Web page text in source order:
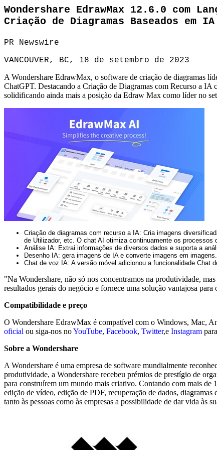
Wondershare EdrawMax 12.6.0 com
Criação de Diagramas Baseados em
PR Newswire
VANCOUVER, BC, 18 de setembro de 2023
A Wondershare EdrawMax, o software de criação de diagramas
ChatGPT. Destacando a Criação de Diagramas com Recurso a
solidificando ainda mais a posição da Edraw Max como líder no
Criação de diagramas com recurso a IA: Cria imagens
de Utilizador, etc. O chat AI otimiza continuamente os processos
Análise IA: Extrai informações de diversos dados e suporta a
Desenho IA: gera imagens de IA e converte imagens em imagens.
Chat de voz IA: A versão móvel adicionou a funcionalidade Chat
"Na Wondershare, não só nos concentramos na produtividade,
resultados gerais do negócio e fornece uma solução vantajosa
Compatibilidade e preço
O Wondershare EdrawMax é compatível com o Windows, Mac,
oficial ou siga-nos noYouTube, Facebook, Twitter,e Instagram
Sobre a Wondershare
A Wondershare é uma empresa de software mundialmente
produtividade, a Wondershare recebeu prémios de prestígio de
para construírem um mundo mais criativo. Contando com mais de
edição de vídeo, edição de PDF, recuperação de dados,
tanto às pessoas como às empresas a possibilidade de dar vida às